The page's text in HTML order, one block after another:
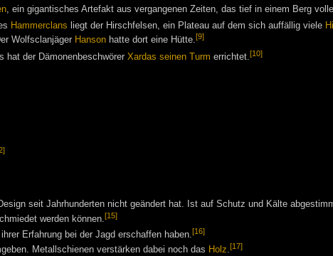
, ein gigantisches Artefakt aus vergangenen Zeiten, das tief in einem Berg
Hammerclans liegt der Hirschfelsen, ein Plateau auf dem sich auffällig viele
Wolfsclanjäger Hanson hatte dort eine Hütte.[9]
hat der Dämonenbeschwörer Xardas seinen Turm errichtet.[10]
seit Jahrhunderten nicht geändert hat. Ist auf Schutz und Kälte
werden können.[15]
Erfahrung bei der Jagd erschaffen haben.[16]
Metallschienen verstärken dabei noch das Holz.[17]